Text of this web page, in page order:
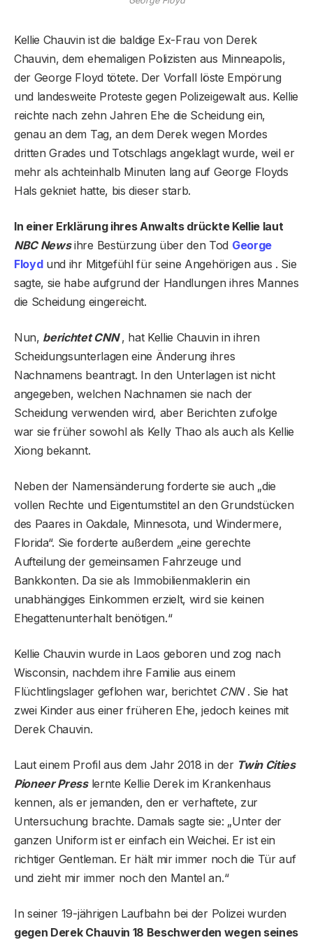
Kellie Chauvin ist die baldige Ex-Frau von Derek
Chauvin, dem ehemaligen Polizisten aus Minneapolis,
der George Floyd tötete. Der Vorfall löste Empörung
und landesweite Proteste gegen Polizeigewalt aus. Kellie
reichte nach zehn Jahren Ehe die Scheidung ein,
genau an dem Tag, an dem Derek wegen Mordes
dritten Grades und Totschlags angeklagt wurde, weil er
mehr als achteinhalb Minuten lang auf George Floyds
Hals gekniet hatte, bis dieser starb.
In einer Erklärung ihres Anwalts drückte Kellie laut
NBC Newsihre Bestürzung über den Tod George
Floydund ihr Mitgefühl für seine Angehörigen aus . Sie
sagte, sie habe aufgrund der Handlungen ihres Mannes
die Scheidung eingereicht.
Nun, berichtet CNN, hat Kellie Chauvin in ihren
Scheidungsunterlagen eine Änderung ihres
Nachnamens beantragt. In den Unterlagen ist nicht
angegeben, welchen Nachnamen sie nach der
Scheidung verwenden wird, aber Berichten zufolge
war sie früher sowohl als Kelly Thao als auch als Kellie
Xiong bekannt.
Neben der Namensänderung forderte sie auch „die
vollen Rechte und Eigentumstitel an den Grundstücken
des Paares in Oakdale, Minnesota, und Windermere,
Florida“. Sie forderte außerdem „eine gerechte
Aufteilung der gemeinsamen Fahrzeuge und
Bankkonten. Da sie als Immobilienmaklerin ein
unabhängiges Einkommen erzielt, wird sie keinen
Ehegattenunterhalt benötigen.“
Kellie Chauvin wurde in Laos geboren und zog nach
Wisconsin, nachdem ihre Familie aus einem
Flüchtlingslager geflohen war, berichtet CNN. Sie hat
zwei Kinder aus einer früheren Ehe, jedoch keines mit
Derek Chauvin.
Laut einem Profil aus dem Jahr 2018 in der Twin Cities
Pioneer Presslernte Kellie Derek im Krankenhaus
kennen, als er jemanden, den er verhaftete, zur
Untersuchung brachte. Damals sagte sie: „Unter der
ganzen Uniform ist er einfach ein Weichei. Er ist ein
richtiger Gentleman. Er hält mir immer noch die Tür auf
und zieht mir immer noch den Mantel an.“
In seiner 19-jährigen Laufbahn bei der Polizei wurden
gegen Derek Chauvin 18 Beschwerden wegen seines